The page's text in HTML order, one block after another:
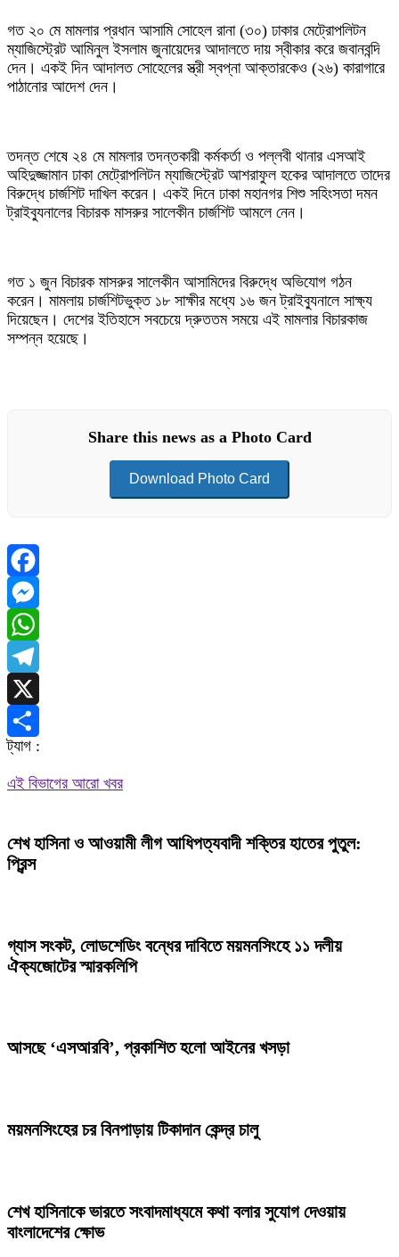
গত ২০ মে মামলার প্রধান আসামি সোহেল রানা (৩০) ঢাকার মেট্রোপলিটন
ম্যাজিস্ট্রেট আমিনুল ইসলাম জুনায়েদের আদালতে দায় স্বীকার করে জবানবন্দি
দেন। একই দিন আদালত সোহেলের স্ত্রী স্বপ্না আক্তারকেও (২৬) কারাগারে
পাঠানোর আদেশ দেন।
তদন্ত শেষে ২৪ মে মামলার তদন্তকারী কর্মকর্তা ও পল্লবী থানার এসআই
অহিদুজ্জামান ঢাকা মেট্রোপলিটন ম্যাজিস্ট্রেট আশরাফুল হকের আদালতে তাদের
বিরুদ্ধে চার্জশিট দাখিল করেন। একই দিনে ঢাকা মহানগর শিশু সহিংসতা দমন
ট্রাইব্যুনালের বিচারক মাসরুর সালেকীন চার্জশিট আমলে নেন।
গত ১ জুন বিচারক মাসরুর সালেকীন আসামিদের বিরুদ্ধে অভিযোগ গঠন
করেন। মামলায় চার্জশিটভুক্ত ১৮ সাক্ষীর মধ্যে ১৬ জন ট্রাইব্যুনালে সাক্ষ্য
দিয়েছেন। দেশের ইতিহাসে সবচেয়ে দ্রুততম সময়ে এই মামলার বিচারকাজ
সম্পন্ন হয়েছে।
Share this news as a Photo Card
Download Photo Card
Facebook
Messenger
WhatsApp
Telegram
X
Share
ট্যাগ :
এই বিভাগের আরো খবর
শেখ হাসিনা ও আওয়ামী লীগ আধিপত্যবাদী শক্তির হাতের পুতুল:
প্রিন্স
গ্যাস সংকট, লোডশেডিং বন্ধের দাবিতে ময়মনসিংহে ১১ দলীয়
ঐক্যজোটের স্মারকলিপি
আসছে ‘এসআরবি’, প্রকাশিত হলো আইনের খসড়া
ময়মনসিংহের চর বিনপাড়ায় টিকাদান কেন্দ্র চালু
শেখ হাসিনাকে ভারতে সংবাদমাধ্যমে কথা বলার সুযোগ দেওয়ায়
বাংলাদেশের ক্ষোভ